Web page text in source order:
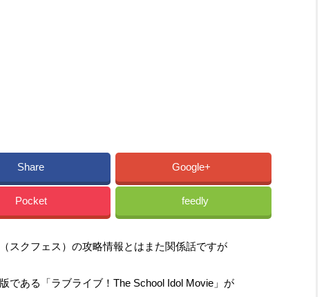
Share Google+
Pocket feedly
スクフェス）の攻略情報とはまた関係話ですが
である「ラブライブ！The School Idol Movie」が